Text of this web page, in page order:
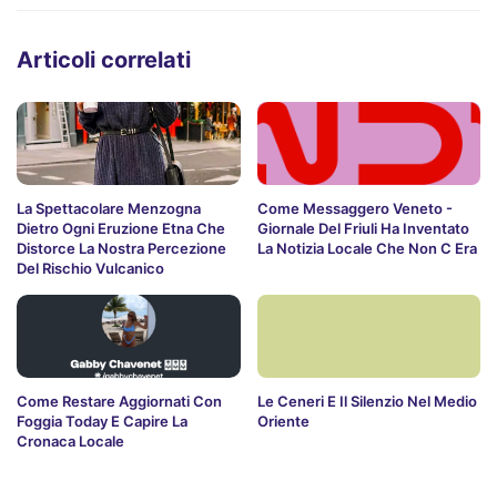
Articoli correlati
La Spettacolare Menzogna
Dietro Ogni Eruzione Etna Che
Distorce La Nostra Percezione
Del Rischio Vulcanico
Come Messaggero Veneto -
Giornale Del Friuli Ha Inventato
La Notizia Locale Che Non C Era
Come Restare Aggiornati Con
Foggia Today E Capire La
Cronaca Locale
Le Ceneri E Il Silenzio Nel Medio
Oriente